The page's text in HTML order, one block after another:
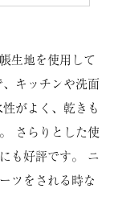
生地を使用して
キッチンや洗面
がよく、乾きも
さらりとした使
も好評です。 ニ
ツをされる時な